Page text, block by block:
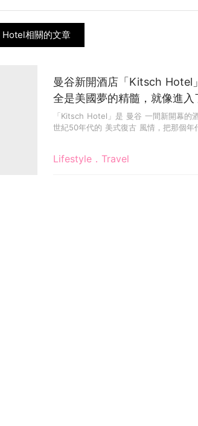
相關的文章
Lifestyle．Travel
曼谷新開酒店「Kitsch Hotel
全是美國夢的精髓，就像進入
的童話故事書
「Kitsch Hotel」是 曼谷 一間新開幕的
世紀50年代的 美式復古 風情，把那個年